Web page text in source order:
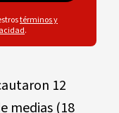
términos y
.
12
medias (18